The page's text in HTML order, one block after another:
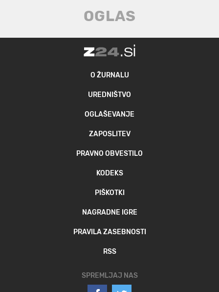
O ŽURNALU
UREDNIŠTVO
OGLAŠEVANJE
ZAPOSLITEV
PRAVNO OBVESTILO
KODEKS
PIŠKOTKI
NAGRADNE IGRE
PRAVILA ZASEBNOSTI
RSS
SPREMLJAJ NAS